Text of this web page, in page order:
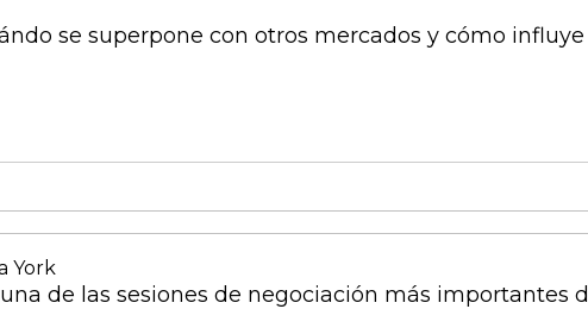
se superpone con otros mercados y cómo
York
de las sesiones de negociación más importantes